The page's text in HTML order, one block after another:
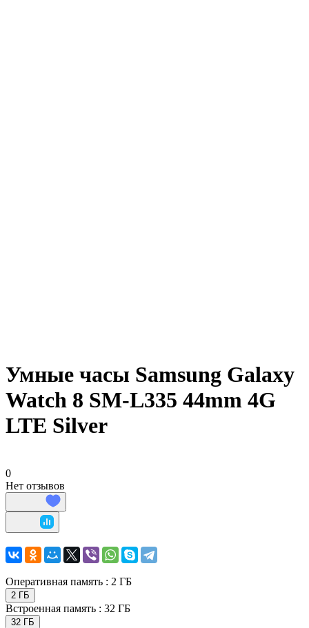
Умные часы Samsung Galaxy
Watch 8 SM-L335 44mm 4G
LTE Silver
0
Нет отзывов
Оперативная память : 2 ГБ
2 ГБ
Встроенная память : 32 ГБ
32 ГБ